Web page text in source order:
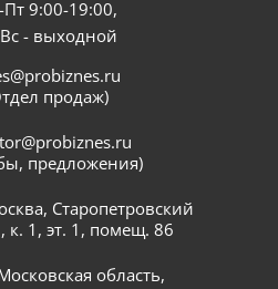
9:00-19:00,
- выходной
продаж)
предложения)
Старопетровский
к. 1, эт. 1, помещ. 86
область,